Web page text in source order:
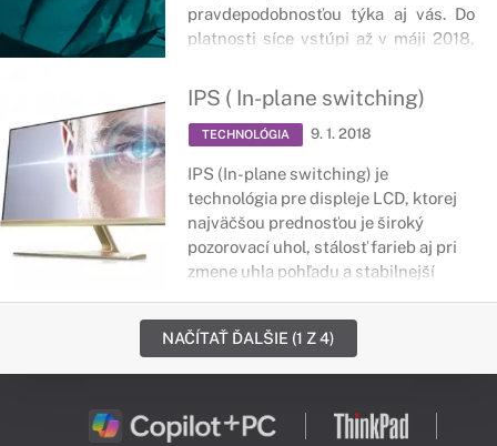
pravdepodobnosťou týka aj vás. Do
platnosti síce vstúpi až v máji 2018,
a vysoké pokuty za nesplnenie
požiadaviek, je včasná príprava na
tento dátum veľmi dôležitá.
IPS ( In-plane switching)
TECHNOLÓGIA 9. 1. 2018
IPS (In-plane switching) je
technológia pre displeje LCD, ktorej
najväčšou prednosťou je široký
pozorovací uhol, stálosť farieb aj pri
zmene uhla pohľadu a stabilnejší
NAČÍTAŤ ĎALŠIE (1 Z 4)